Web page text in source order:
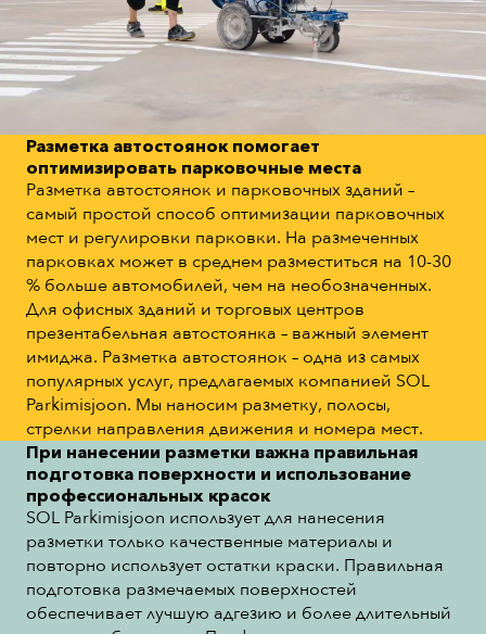
Разметка автостоянок помогает
оптимизировать парковочные места
Разметка автостоянок и парковочных зданий –
самый простой способ оптимизации парковочных
мест и регулировки парковки. На размеченных
парковках может в среднем разместиться на 10-30
% больше автомобилей, чем на необозначенных.
Для офисных зданий и торговых центров
презентабельная автостоянка – важный элемент
имиджа. Разметка автостоянок – одна из самых
популярных услуг, предлагаемых компанией SOL
Parkimisjoon. Мы наносим разметку, полосы,
стрелки направления движения и номера мест.
При нанесении разметки важна правильная
подготовка поверхности и использование
профессиональных красок
SOL Parkimisjoon использует для нанесения
разметки только качественные материалы и
повторно использует остатки краски. Правильная
подготовка размечаемых поверхностей
обеспечивает лучшую адгезию и более длительный